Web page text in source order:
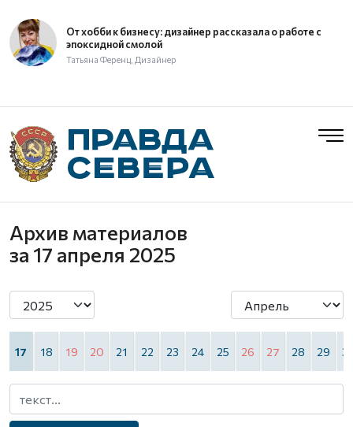
От хобби к бизнесу: дизайнер рассказала о работе с
эпоксидной смолой
Татьяна Ференц, Дизайнер
Архив материалов
за 17 апреля 2025
17 18 19 20 21 22 23 24 25 26 27 28 29